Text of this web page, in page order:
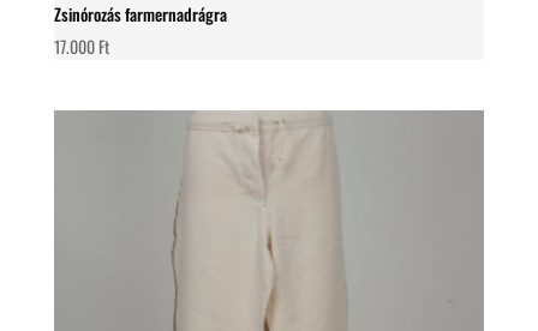
Zsinórozás farmernadrágra
17.000Ft